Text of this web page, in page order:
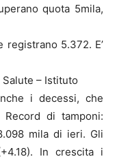
quota 5mila,
registrano 5.372. E’
– Istituto
i decessi, che
di tamponi:
mila di ieri. Gli
In crescita i